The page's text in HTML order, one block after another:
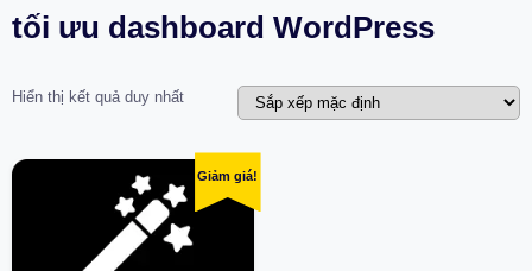
tối ưu dashboard WordPress
Hiển thị kết quả duy nhất
Giảm giá!